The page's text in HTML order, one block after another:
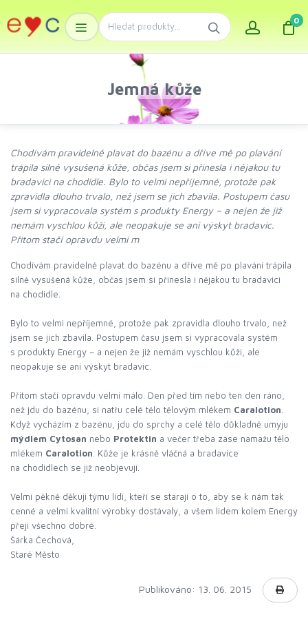
0
Jemná kůže
Chodívám pravidelně plavat do bazénu a dříve mě po plavání
trápila silně vysušená kůže, občas jsem si přinesla i nějakou tu
bradavici na chodidle. Bylo to velmi nepříjemné, protože pak
zpravidla dlouho trvalo, než jsem se jich zbavila. Postupem času
jsem si vypracovala systém s produkty Energy – a nejen že již
nemám vyschlou kůži, ale neopakuje se ani výskyt bradavic.
Přitom stačí opravdu velmi m
Chodívám pravidelně plavat do bazénu a dříve mě po plavání trápila
silně vysušená kůže, občas jsem si přinesla i nějakou tu bradavici
na chodidle.
Bylo to velmi nepříjemné, protože pak zpravidla dlouho trvalo, než
jsem se jich zbavila. Postupem času jsem si vypracovala systém
s produkty Energy – a nejen že již nemám vyschlou kůži, ale
neopakuje se ani výskyt bradavic.
Přitom stačí opravdu velmi málo. Den před tím nebo ten den ráno,
než jdu do bazénu, si natřu celé tělo tělovým mlékem Caralotion
Když vycházím z bazénu, jdu do sprchy a celé tělo důkladně umyju
mýdlem Cytosan nebo Protektin a večer třeba zase namažu tělo
mlékem Caralotion . Kůže je krásně vláčná a bradavice
na chodidlech se již neobjevují.
Velmi pěkně děkuji týmu lidí, kteří se starají o to, aby se k nám tak
cenné a velmi kvalitní výrobky dostávaly, a všem lidem kolem Energy
přeji všechno dobré.
Šárka Čechová,
Staré Město
Publikováno: 13. 06. 2015